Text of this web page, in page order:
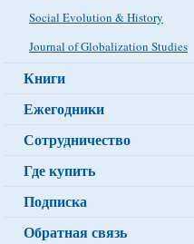
Social Evolution & History
Journal of Globalization Studies
Книги
Ежегодники
Сотрудничество
Где купить
Подписка
Обратная связь